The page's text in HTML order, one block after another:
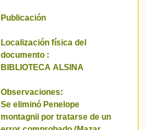
Publicación
Localización física del
documento :
BIBLIOTECA ALSINA
Observaciones:
Se eliminó Penelope
montagnii por tratarse de un